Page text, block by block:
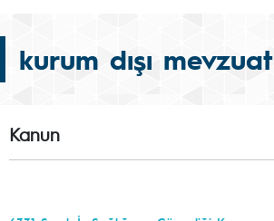
kurum dışı mevzuat
Kanun